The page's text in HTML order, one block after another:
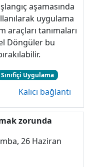
aşamasında
uygulama
araçları tanımaları
Döngüler bu
Sınıfiçi Uygulama
Kalıcı bağlantı
zorunda
26 Haziran